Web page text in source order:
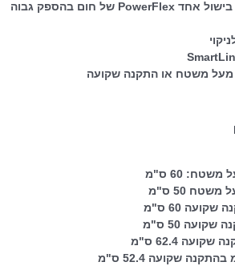
60 ס"מ
50 ס"מ
60 ס"מ
50 ס"מ
62.4 ס"מ
שקועה 52.4 ס"מ